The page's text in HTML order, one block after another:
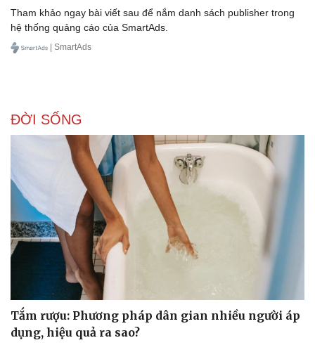
Sản phụ khoa
Nhi khoa
Làm đẹp - giảm cân
Phòng mạch online
Ăn sạch sống khỏe
Tham khảo ngay bài viết sau để nắm danh sách publisher trong
hệ thống quảng cáo của SmartAds.
| SmartAds
ĐỜI SỐNG
Tắm rượu: Phương pháp dân gian nhiều người áp
dụng, hiệu quả ra sao?